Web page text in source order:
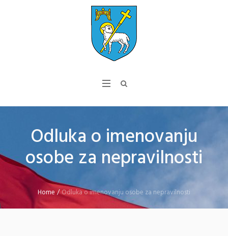
Odluka o imenovanju
osobe za nepravilnosti
Home /Odluka o imenovanju osobe za nepravilnosti